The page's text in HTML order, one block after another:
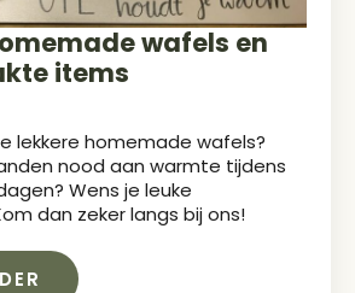
wafels en
items
lekkere homemade wafels?
nood aan warmte tijdens
Wens je leuke
dan zeker langs bij ons!